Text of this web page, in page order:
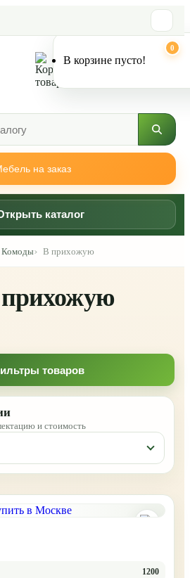
на заказ
0
В корзине пусто!
каталог
Комоды В прихожую
товаров
и стоимость
1200